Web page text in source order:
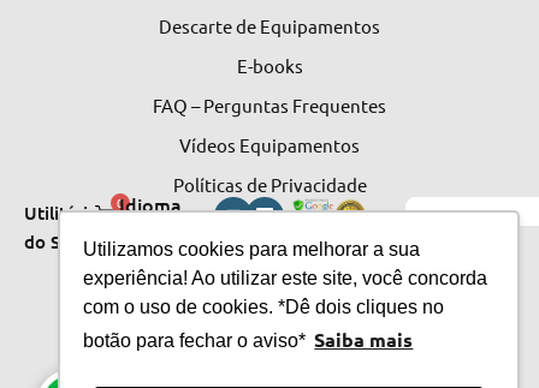
Utilizamos cookies para melhorar a sua
experiência! Ao utilizar este site, você concorda
com o uso de cookies. *Dê dois cliques no
botão para fechar o aviso* Saiba mais
Descarte de Equipamentos
E-books
FAQ – Perguntas Frequentes
Vídeos Equipamentos
Políticas de Privacidade
Utilitários
do Site
0Idioma
do Site